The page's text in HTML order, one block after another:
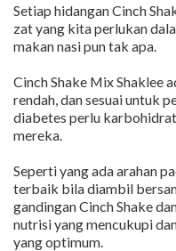
Setiap hidangan Cinch
zat yang kita perlukan
makan nasi pun tak apa.
Cinch Shake Mix Shaklee
rendah, dan sesuai untuk
diabetes perlu
mereka.
Seperti yang ada arahan
terbaik bila diambil
gandingan Cinch Shake
nutrisi yang mencukupi
yang optimum.